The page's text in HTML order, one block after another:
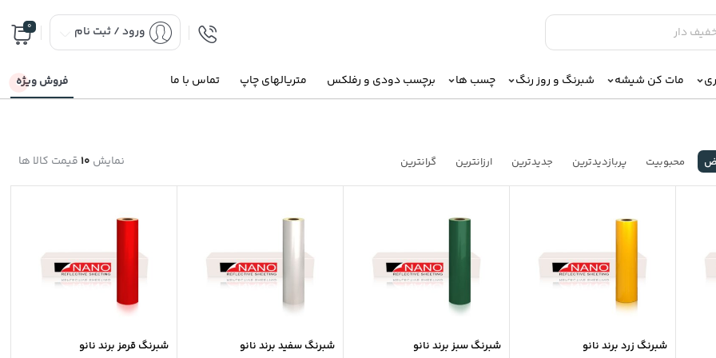
ورود / ثبت نام 0
مات کن شیشه شبرنگ و روز رنگ چسب ها برچسب دودی و رفلکس متریالهای چاپ تماس با ما فروش ویژه
محبوبیت پربازدیدترین جدیدترین ارزانترین گرانترین نمایش 10 قیمت کالا ها
شبرنگ زرد برند نانو شبرنگ سبز برند نانو شبرنگ سفید برند نانو شبرنگ قرمز برند نانو